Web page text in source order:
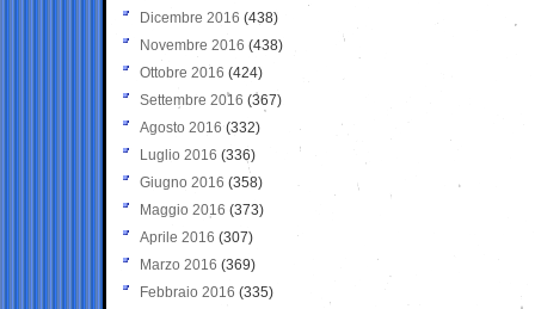
Dicembre 2016 (438)
Novembre 2016 (438)
Ottobre 2016 (424)
Settembre 2016 (367)
Agosto 2016 (332)
Luglio 2016 (336)
Giugno 2016 (358)
Maggio 2016 (373)
Aprile 2016 (307)
Marzo 2016 (369)
Febbraio 2016 (335)